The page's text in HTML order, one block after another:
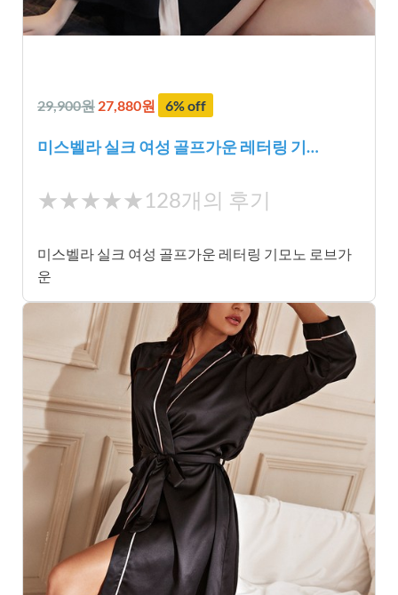
29,900원 27,880원 6% off
미스벨라 실크 여성 골프가운 레터링 기…
★
★
★
★
★★★★★128개의 후기
미스벨라 실크 여성 골프가운 레터링 기모노 로브가
운